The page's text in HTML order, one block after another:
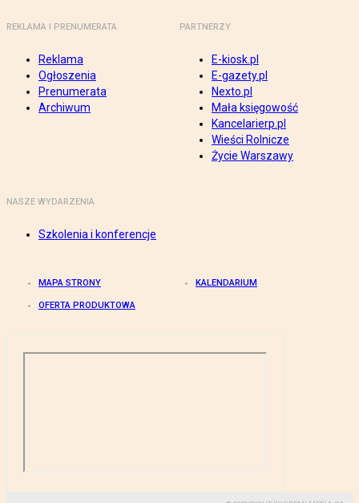
REKLAMA I PRENUMERATA
Reklama
Ogłoszenia
Prenumerata
Archiwum
PARTNERZY
E-kiosk.pl
E-gazety.pl
Nexto.pl
Mała księgowość
Kancelarierp.pl
Wieści Rolnicze
Życie Warszawy
NASZE WYDARZENIA
Szkolenia i konferencje
MAPA STRONY KALENDARIUM
OFERTA PRODUKTOWA